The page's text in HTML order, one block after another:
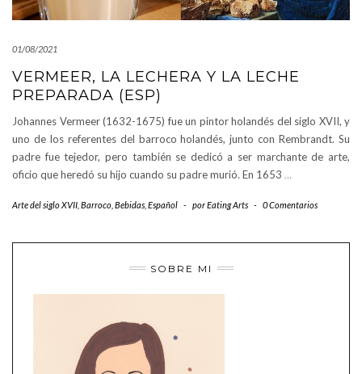
01/08/2021
VERMEER, LA LECHERA Y LA LECHE
PREPARADA (ESP)
Johannes Vermeer (1632-1675) fue un pintor holandés del siglo XVII, y
uno de los referentes del barroco holandés, junto con Rembrandt. Su
padre fue tejedor, pero también se dedicó a ser marchante de arte,
oficio que heredó su hijo cuando su padre murió. En 1653 …
Arte del siglo XVII Barroco Bebidas Español - porEating Arts - 0 Comentarios
SOBRE MI